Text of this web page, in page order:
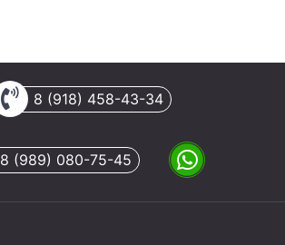
8 (918) 458-43-34
8 (989) 080-75-45